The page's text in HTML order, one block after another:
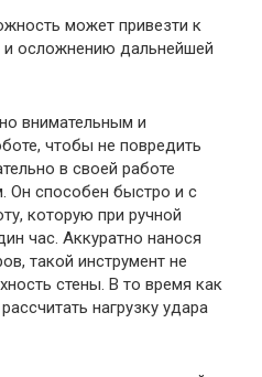
может привезти к
осложнению дальнейшей
внимательным и
чтобы не повредить
в своей работе
Он способен быстро и с
которую при ручной
час. Аккуратно нанося
такой инструмент не
стены. В то время как
нагрузку удара